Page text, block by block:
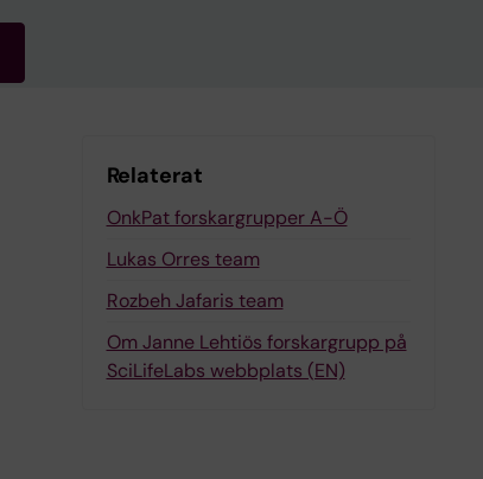
Relaterat
OnkPat forskargrupper A-Ö
Lukas Orres team
Rozbeh Jafaris team
Om Janne Lehtiös forskargrupp på
SciLifeLabs webbplats (EN)